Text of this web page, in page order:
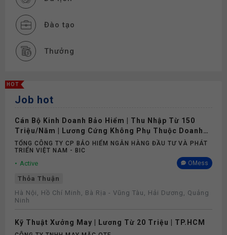
Đào tạo
Thưởng
Khám sức khỏe
HOT
Job hot
Cán Bộ Kinh Doanh Bảo Hiểm | Thu Nhập Từ 150
Triệu/Năm | Lương Cứng Không Phụ Thuộc Doanh
Số
TỔNG CÔNG TY CP BẢO HIỂM NGÂN HÀNG ĐẦU TƯ VÀ PHÁT
TRIỂN VIỆT NAM - BIC
Active OMess
Thỏa Thuận
Hà Nội, Hồ Chí Minh, Bà Rịa - Vũng Tàu, Hải Dương, Quảng
Ninh
Kỹ Thuật Xưởng May | Lương Từ 20 Triệu | TP.HCM